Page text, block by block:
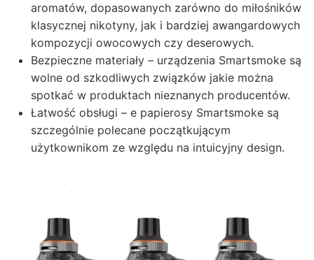
aromatów, dopasowanych zarówno do miłośników
klasycznej nikotyny, jak i bardziej awangardowych
kompozycji owocowych czy deserowych.
Bezpieczne materiały – urządzenia Smartsmoke są
wolne od szkodliwych związków jakie można
spotkać w produktach nieznanych producentów.
Łatwość obsługi – e papierosy Smartsmoke są
szczególnie polecane początkującym
użytkownikom ze względu na intuicyjny design.